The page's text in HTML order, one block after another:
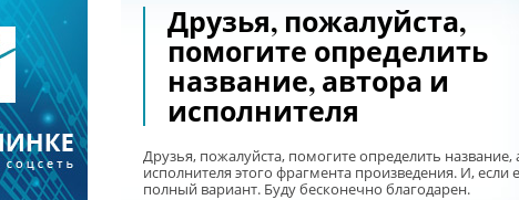
Друзья, пожалуйста,
помогите определить
название, автора и
исполнителя
Друзья, пожалуйста, помогите определить название,
исполнителя этого фрагмента произведения. И, если
полный вариант. Буду бесконечно благодарен.